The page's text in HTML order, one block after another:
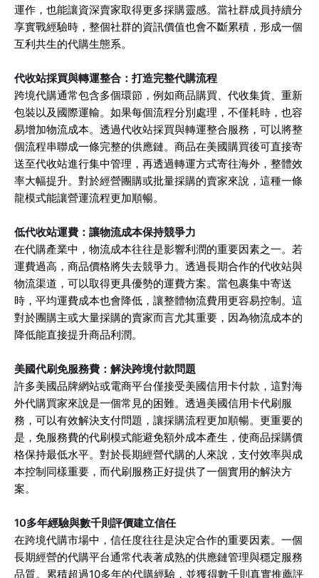
運作，也能讓資深賣家取得更多採購靈感。當社群成員持續分
享實戰經驗時，整個社群的資訊價值也會不斷累積，形成一個
互利共生的代購生態系。
代收站採買與轉運整合：打造完整代購流程
跨境代購通常包含多個環節，例如商品購買、代收集貨、重新
包裝以及國際運輸。如果每個流程分別處理，不僅耗時，也容
易增加物流成本。透過代收站採買與轉運整合服務，可以將整
個流程串聯成一條完整的供應鏈。商品在美國購買後可直接寄
送至代收站進行集中管理，再透過轉運方式寄往海外，整體效
率大幅提升。對於經營團購或批量採購的賣家來說，這種一條
龍模式能讓營運流程更加順暢。
低代收站運費：讓物流成本保持競爭力
在代購產業中，物流成本往往是影響利潤的重要因素之一。若
運費過高，商品價格將失去競爭力。透過長期合作的代收站與
物流渠道，可以取得更具優勢的運費方案。當包裹集中寄送
時，平均運費成本也會降低，讓整體物流費用更容易控制。這
對於團購主或大量採購的賣家而言尤其重要，因為物流成本的
降低能直接提升商品利潤。
美國代刷免服務費：解決跨境付款問題
許多美國品牌網站或電商平台僅接受美國信用卡付款，這對海
外代購買家來說是一個常見的困難。透過美國信用卡代刷服
務，可以有效解決支付問題，讓採購流程更加順暢。更重要的
是，免服務費的代刷模式能避免額外成本產生，使商品採購價
格保持最低水平。對於長期經營代購的人來說，支付效率與成
本控制同樣重要，而代刷服務正好提供了一個實用的解決方
案。
10多年經驗與數千則評價建立信任
在跨境代購市場中，信任度往往是決定合作的重要因素。一個
長期經營的代購平台通常代表著成熟的供應鏈管理與穩定服務
品質。累積超過10多年的代購經驗，並獲得數千則真實推薦評